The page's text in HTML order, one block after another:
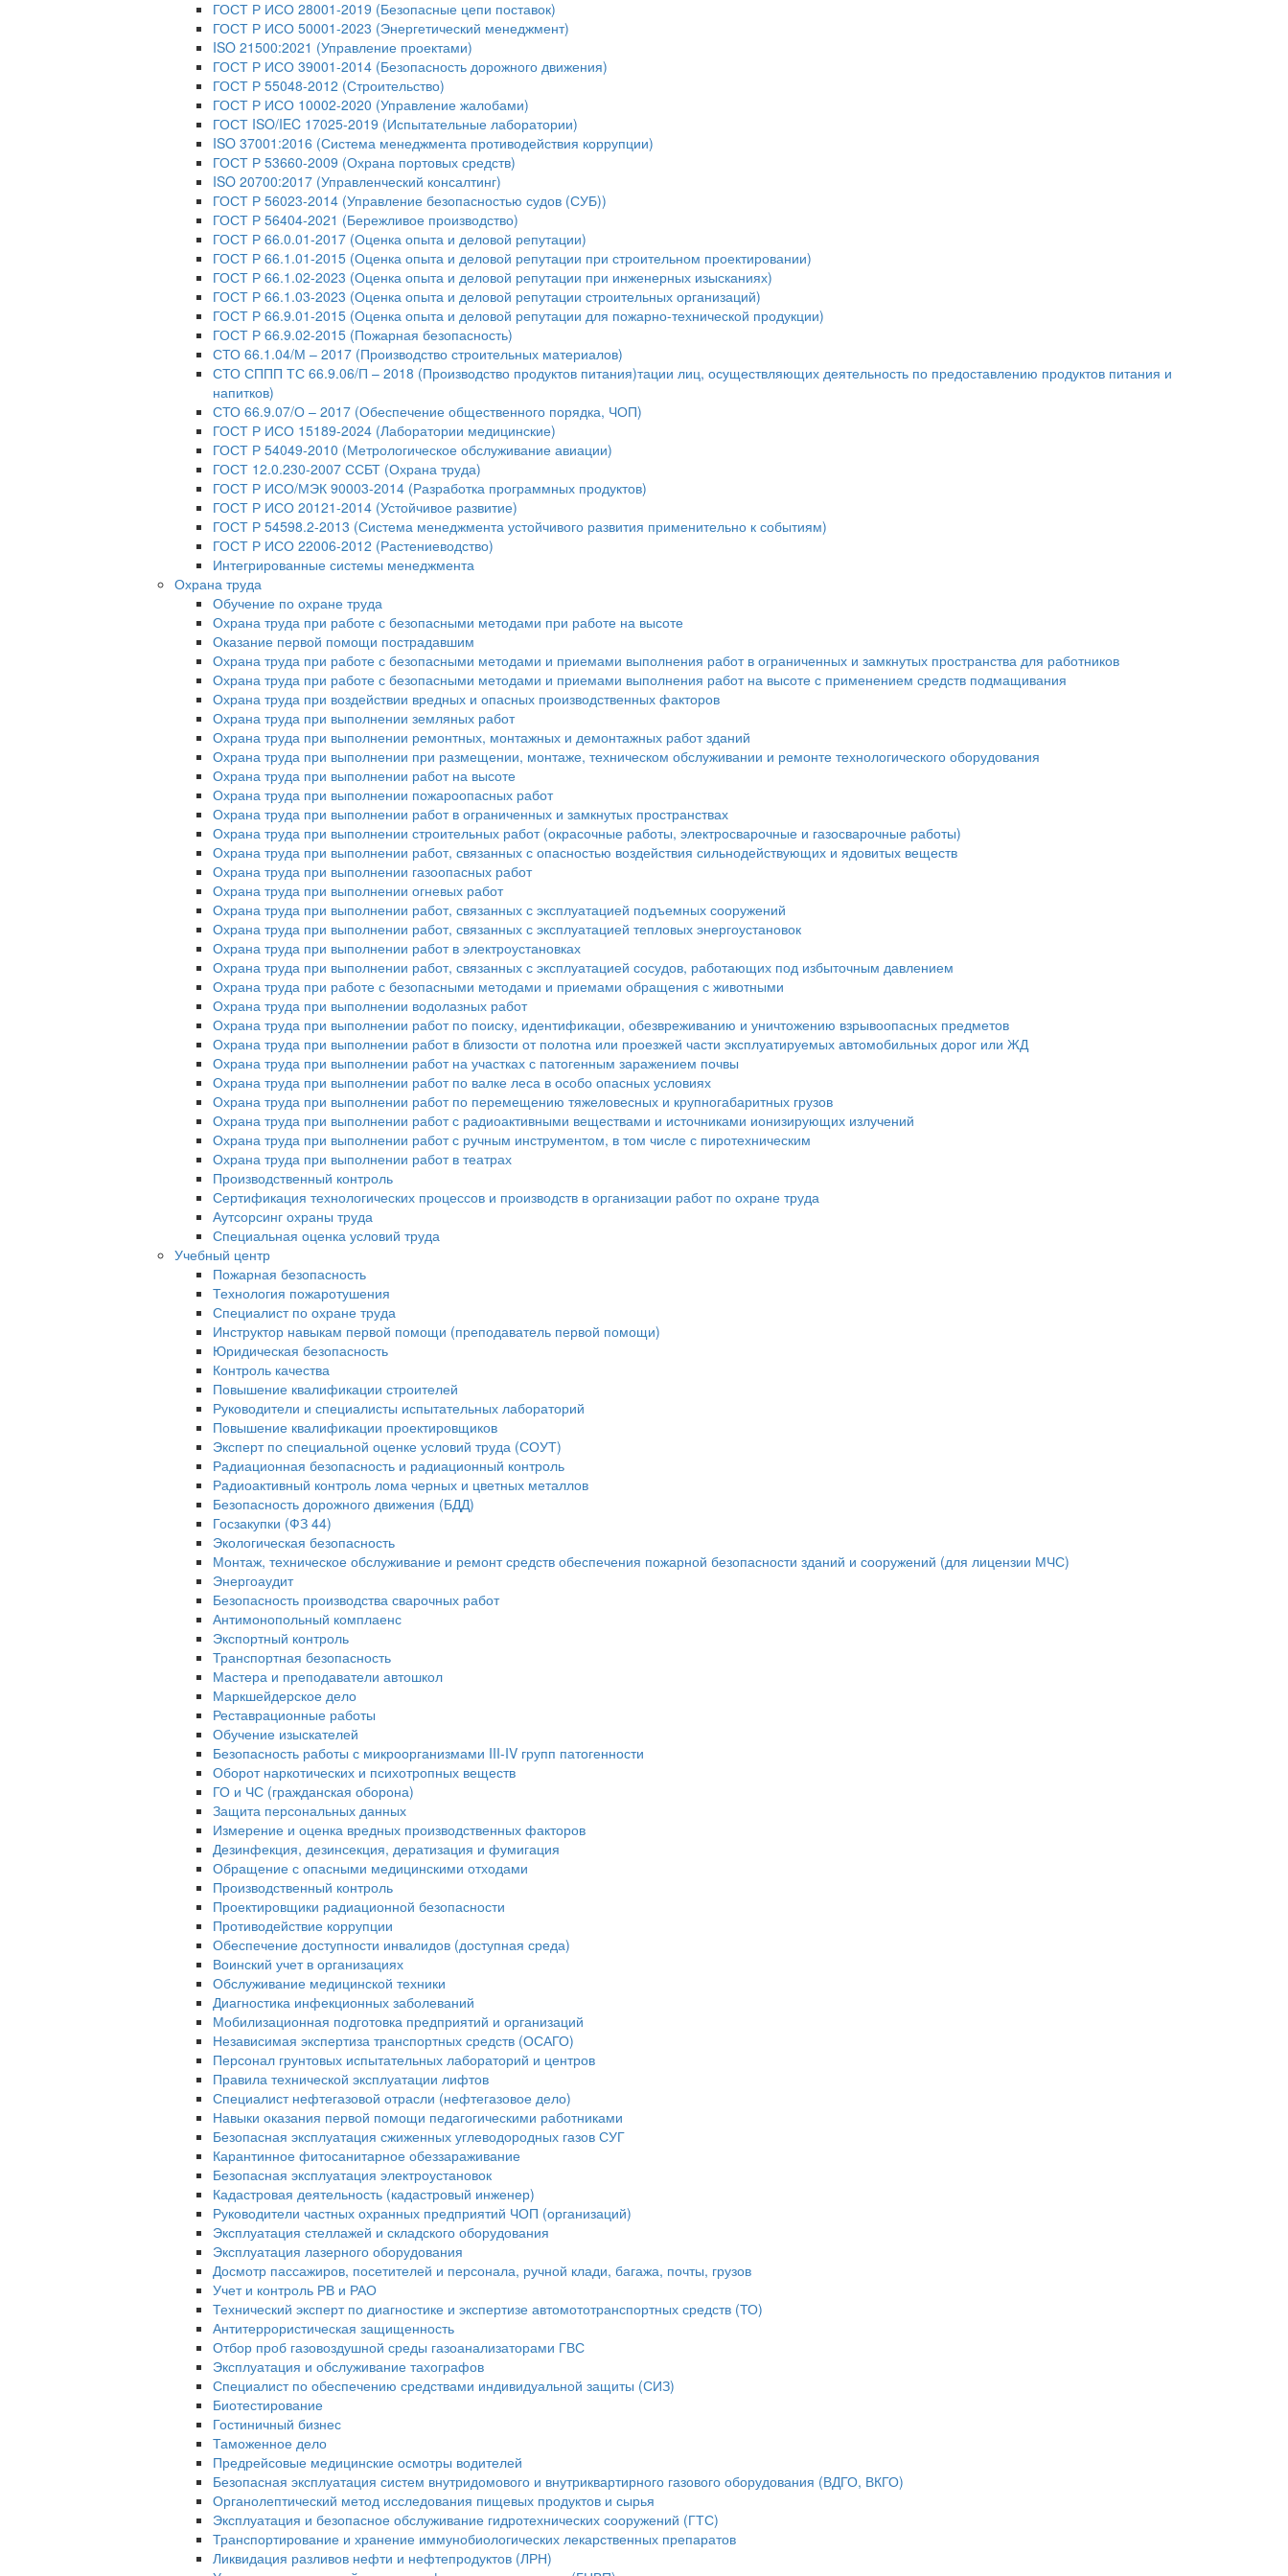
ГОСТ Р ИСО 28001-2019 (Безопасные цепи поставок)
ГОСТ Р ИСО 50001-2023 (Энергетический менеджмент)
ISO 21500:2021 (Управление проектами)
ГОСТ Р ИСО 39001-2014 (Безопасность дорожного движения)
ГОСТ Р 55048-2012 (Строительство)
ГОСТ Р ИСО 10002-2020 (Управление жалобами)
ГОСТ ISO/IEC 17025-2019 (Испытательные лаборатории)
ISO 37001:2016 (Система менеджмента противодействия коррупции)
ГОСТ Р 53660-2009 (Охрана портовых средств)
ISO 20700:2017 (Управленческий консалтинг)
ГОСТ Р 56023-2014 (Управление безопасностью судов (СУБ))
ГОСТ Р 56404-2021 (Бережливое производство)
ГОСТ Р 66.0.01-2017 (Оценка опыта и деловой репутации)
ГОСТ Р 66.1.01-2015 (Оценка опыта и деловой репутации при строительном проектировании)
ГОСТ Р 66.1.02-2023 (Оценка опыта и деловой репутации при инженерных изысканиях)
ГОСТ Р 66.1.03-2023 (Оценка опыта и деловой репутации строительных организаций)
ГОСТ Р 66.9.01-2015 (Оценка опыта и деловой репутации для пожарно-технической продукции)
ГОСТ Р 66.9.02-2015 (Пожарная безопасность)
СТО 66.1.04/М – 2017 (Производство строительных материалов)
СТО СППП ТС 66.9.06/П – 2018 (Производство продуктов питания)тации лиц, осуществляющих деятельность по предоставлению продуктов питания и
напитков)
СТО 66.9.07/О – 2017 (Обеспечение общественного порядка, ЧОП)
ГОСТ Р ИСО 15189-2024 (Лаборатории медицинские)
ГОСТ Р 54049-2010 (Метрологическое обслуживание авиации)
ГОСТ 12.0.230-2007 ССБТ (Охрана труда)
ГОСТ Р ИСО/МЭК 90003-2014 (Разработка программных продуктов)
ГОСТ Р ИСО 20121-2014 (Устойчивое развитие)
ГОСТ Р 54598.2-2013 (Система менеджмента устойчивого развития применительно к событиям)
ГОСТ Р ИСО 22006-2012 (Растениеводство)
Интегрированные системы менеджмента
Охрана труда
Обучение по охране труда
Охрана труда при работе с безопасными методами при работе на высоте
Оказание первой помощи пострадавшим
Охрана труда при работе с безопасными методами и приемами выполнения работ в ограниченных и замкнутых пространства для работников
Охрана труда при работе с безопасными методами и приемами выполнения работ на высоте с применением средств подмащивания
Охрана труда при воздействии вредных и опасных производственных факторов
Охрана труда при выполнении земляных работ
Охрана труда при выполнении ремонтных, монтажных и демонтажных работ зданий
Охрана труда при выполнении при размещении, монтаже, техническом обслуживании и ремонте технологического оборудования
Охрана труда при выполнении работ на высоте
Охрана труда при выполнении пожароопасных работ
Охрана труда при выполнении работ в ограниченных и замкнутых пространствах
Охрана труда при выполнении строительных работ (окрасочные работы, электросварочные и газосварочные работы)
Охрана труда при выполнении работ, связанных с опасностью воздействия сильнодействующих и ядовитых веществ
Охрана труда при выполнении газоопасных работ
Охрана труда при выполнении огневых работ
Охрана труда при выполнении работ, связанных с эксплуатацией подъемных сооружений
Охрана труда при выполнении работ, связанных с эксплуатацией тепловых энергоустановок
Охрана труда при выполнении работ в электроустановках
Охрана труда при выполнении работ, связанных с эксплуатацией сосудов, работающих под избыточным давлением
Охрана труда при работе с безопасными методами и приемами обращения с животными
Охрана труда при выполнении водолазных работ
Охрана труда при выполнении работ по поиску, идентификации, обезвреживанию и уничтожению взрывоопасных предметов
Охрана труда при выполнении работ в близости от полотна или проезжей части эксплуатируемых автомобильных дорог или ЖД
Охрана труда при выполнении работ на участках с патогенным заражением почвы
Охрана труда при выполнении работ по валке леса в особо опасных условиях
Охрана труда при выполнении работ по перемещению тяжеловесных и крупногабаритных грузов
Охрана труда при выполнении работ с радиоактивными веществами и источниками ионизирующих излучений
Охрана труда при выполнении работ с ручным инструментом, в том числе с пиротехническим
Охрана труда при выполнении работ в театрах
Производственный контроль
Сертификация технологических процессов и производств в организации работ по охране труда
Аутсорсинг охраны труда
Специальная оценка условий труда
Учебный центр
Пожарная безопасность
Технология пожаротушения
Специалист по охране труда
Инструктор навыкам первой помощи (преподаватель первой помощи)
Юридическая безопасность
Контроль качества
Повышение квалификации строителей
Руководители и специалисты испытательных лабораторий
Повышение квалификации проектировщиков
Эксперт по специальной оценке условий труда (СОУТ)
Радиационная безопасность и радиационный контроль
Радиоактивный контроль лома черных и цветных металлов
Безопасность дорожного движения (БДД)
Госзакупки (ФЗ 44)
Экологическая безопасность
Монтаж, техническое обслуживание и ремонт средств обеспечения пожарной безопасности зданий и сооружений (для лицензии МЧС)
Энергоаудит
Безопасность производства сварочных работ
Антимонопольный комплаенс
Экспортный контроль
Транспортная безопасность
Мастера и преподаватели автошкол
Маркшейдерское дело
Реставрационные работы
Обучение изыскателей
Безопасность работы с микроорганизмами III-IV групп патогенности
Оборот наркотических и психотропных веществ
ГО и ЧС (гражданская оборона)
Защита персональных данных
Измерение и оценка вредных производственных факторов
Дезинфекция, дезинсекция, дератизация и фумигация
Обращение с опасными медицинскими отходами
Производственный контроль
Проектировщики радиационной безопасности
Противодействие коррупции
Обеспечение доступности инвалидов (доступная среда)
Воинский учет в организациях
Обслуживание медицинской техники
Диагностика инфекционных заболеваний
Мобилизационная подготовка предприятий и организаций
Независимая экспертиза транспортных средств (ОСАГО)
Персонал грунтовых испытательных лабораторий и центров
Правила технической эксплуатации лифтов
Специалист нефтегазовой отрасли (нефтегазовое дело)
Навыки оказания первой помощи педагогическими работниками
Безопасная эксплуатация сжиженных углеводородных газов СУГ
Карантинное фитосанитарное обеззараживание
Безопасная эксплуатация электроустановок
Кадастровая деятельность (кадастровый инженер)
Руководители частных охранных предприятий ЧОП (организаций)
Эксплуатация стеллажей и складского оборудования
Эксплуатация лазерного оборудования
Досмотр пассажиров, посетителей и персонала, ручной клади, багажа, почты, грузов
Учет и контроль РВ и РАО
Технический эксперт по диагностике и экспертизе автомототранспортных средств (ТО)
Антитеррористическая защищенность
Отбор проб газовоздушной среды газоанализаторами ГВС
Эксплуатация и обслуживание тахографов
Специалист по обеспечению средствами индивидуальной защиты (СИЗ)
Биотестирование
Гостиничный бизнес
Таможенное дело
Предрейсовые медицинские осмотры водителей
Безопасная эксплуатация систем внутридомового и внутриквартирного газового оборудования (ВДГО, ВКГО)
Органолептический метод исследования пищевых продуктов и сырья
Эксплуатация и безопасное обслуживание гидротехнических сооружений (ГТС)
Транспортирование и хранение иммунобиологических лекарственных препаратов
Ликвидация разливов нефти и нефтепродуктов (ЛРН)